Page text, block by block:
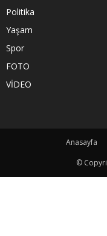
Politika
Yaşam
Spor
FOTO
VİDEO
Anasayfa
©